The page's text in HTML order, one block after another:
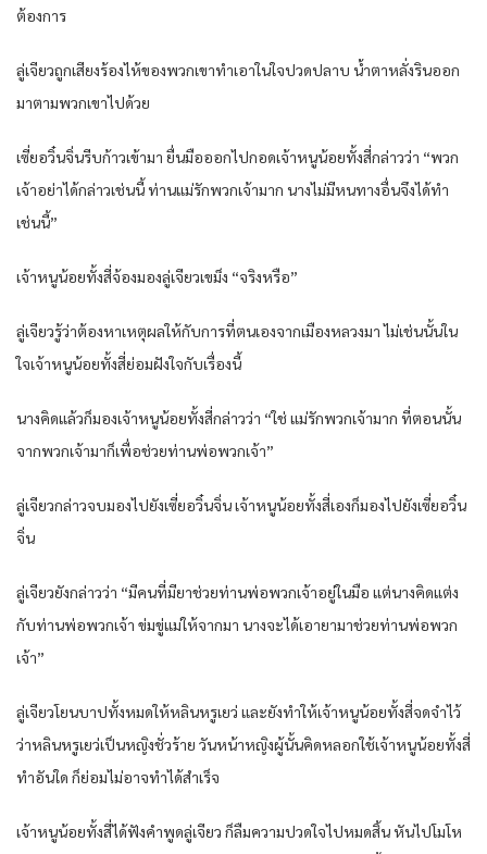
ต้องการ
ลู่เจียวถูกเสียงร้องไห้ของพวกเขาทำเอาในใจปวดปลาบ น้ำตาหลั่งรินออก
มาตามพวกเขาไปด้วย
เซี่ยอวิ๋นจิ่นรีบก้าวเข้ามา ยื่นมือออกไปกอดเจ้าหนูน้อยทั้งสี่กล่าวว่า “พวก
เจ้าอย่าได้กล่าวเช่นนี้ ท่านแม่รักพวกเจ้ามาก นางไม่มีหนทางอื่นจึงได้ทำ
เช่นนี้”
เจ้าหนูน้อยทั้งสี่จ้องมองลู่เจียวเขม็ง “จริงหรือ”
ลู่เจียวรู้ว่าต้องหาเหตุผลให้กับการที่ตนเองจากเมืองหลวงมา ไม่เช่นนั้นใน
ใจเจ้าหนูน้อยทั้งสี่ย่อมฝังใจกับเรื่องนี้
นางคิดแล้วก็มองเจ้าหนูน้อยทั้งสี่กล่าวว่า “ใช่ แม่รักพวกเจ้ามาก ที่ตอนนั้น
จากพวกเจ้ามาก็เพื่อช่วยท่านพ่อพวกเจ้า”
ลู่เจียวกล่าวจบมองไปยังเซี่ยอวิ๋นจิ่น เจ้าหนูน้อยทั้งสี่เองก็มองไปยังเซี่ยอวิ๋น
จิ่น
ลู่เจียวยังกล่าวว่า “มีคนที่มียาช่วยท่านพ่อพวกเจ้าอยู่ในมือ แต่นางคิดแต่ง
กับท่านพ่อพวกเจ้า ข่มขู่แม่ให้จากมา นางจะได้เอายามาช่วยท่านพ่อพวก
เจ้า”
ลู่เจียวโยนบาปทั้งหมดให้หลินหรูเยว่ และยังทำให้เจ้าหนูน้อยทั้งสี่จดจำไว้
ว่าหลินหรูเยว่เป็นหญิงชั่วร้าย วันหน้าหญิงผู้นั้นคิดหลอกใช้เจ้าหนูน้อยทั้งสี่
ทำอันใด ก็ย่อมไม่อาจทำได้สำเร็จ
เจ้าหนูน้อยทั้งสี่ได้ฟังคำพูดลู่เจียว ก็ลืมความปวดใจไปหมดสิ้น หันไปโมโห